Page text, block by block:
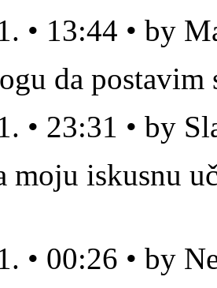
• 13:44 • by
da
• 23:31 • by
moju iskusnu
• 00:26 • by